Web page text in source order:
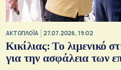
ΑΚΤΟΠΛΟΪΑ 27.07.2026, 19:02
Κικίλιας: Το λιμενικό
για την ασφάλεια των